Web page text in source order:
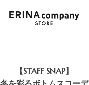
【STAFF SNAP】